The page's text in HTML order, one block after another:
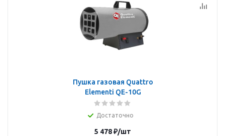
Пушка газовая Quattro
Elementi QE-10G
Достаточно
5 478₽/шт